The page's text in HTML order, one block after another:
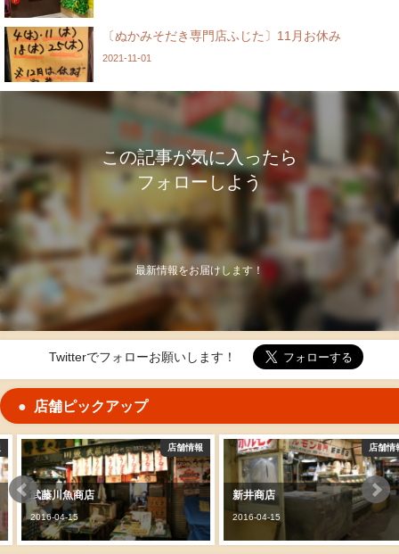
〔ぬかみそだき専門店ふじた〕11月お休み
2021-11-01
この記事が気に入ったら
フォローしよう
最新情報をお届けします！
Twitterでフォローお願いします！
店舗ピックアップ
店舗情報
武藤川魚商店
2016-04-15
店舗情報
新井商店
2016-04-15